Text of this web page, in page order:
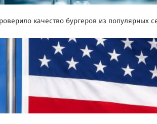
качество бургеров из популярных